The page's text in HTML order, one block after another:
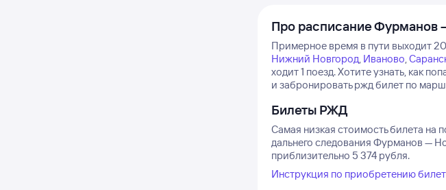
Про расписание Фурманов
Примерное время в пути выходит
Нижний Новгород, Иваново,
ходит 1 поезд.Хотите узнать, как
и забронировать ржд билет по
Билеты РЖД
Самая низкая стоимость билета
дальнего следования Фурманов —
приблизительно 5 374 рубля.
Инструкция по приобретению